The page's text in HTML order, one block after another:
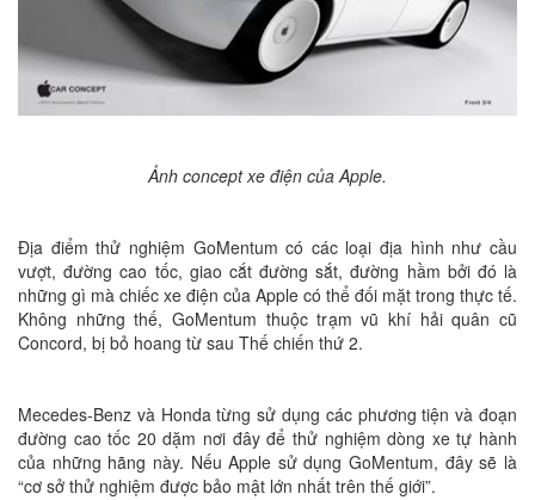
Ảnh concept xe điện của Apple.
Địa điểm thử nghiệm GoMentum có các loại địa hình như cầu
vượt, đường cao tốc, giao cắt đường sắt, đường hầm bởi đó là
những gì mà chiếc xe điện của Apple có thể đối mặt trong thực tế.
Không những thế, GoMentum thuộc trạm vũ khí hải quân cũ
Concord, bị bỏ hoang từ sau Thế chiến thứ 2.
Mecedes-Benz và Honda từng sử dụng các phương tiện và đoạn
đường cao tốc 20 dặm nơi đây để thử nghiệm dòng xe tự hành
của những hãng này. Nếu Apple sử dụng GoMentum, đây sẽ là
“cơ sở thử nghiệm được bảo mật lớn nhất trên thế giới”.